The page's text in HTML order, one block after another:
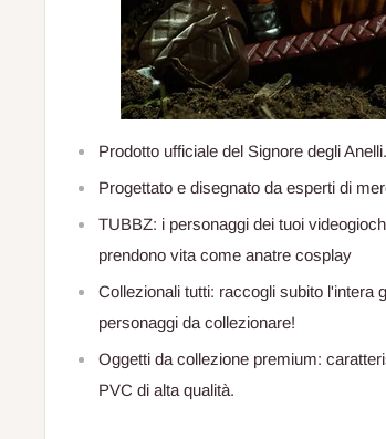
Prodotto ufficiale del Signore degli Anelli.
Progettato e disegnato da esperti di
TUBBZ: i personaggi dei tuoi
prendono vita come anatre cosplay
Collezionali tutti: raccogli subito l'intera
personaggi da collezionare!
Oggetti da collezione premium:
PVC di alta qualità.